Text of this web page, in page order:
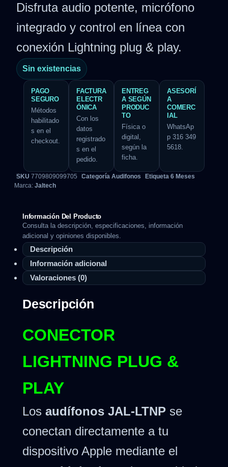
Disfruta audio potente, micrófono
integrado y control en línea con
conexión Lightning plug & play.
Sin existencias
PAGO
SEGURO
Métodos
habilitado
s en el
checkout.
FACTURA
ELECTR
ÓNICA
Con los
datos
registrado
s en el
pedido.
ENTREG
A SEGÚN
PRODUC
TO
Física o
digital,
según la
ficha.
ASESORÍ
A
COMERC
IAL
WhatsAp
p 316 349
5618.
SKU 7709809099705 Categoría Audifonos Etiqueta 6 Meses
Marca: Jaltech
Información Del Producto
Consulta la descripción, especificaciones, información
adicional y opiniones disponibles.
Descripción
Información adicional
Valoraciones (0)
Descripción
CONECTOR
LIGHTNING PLUG &
PLAY
Los audífonos JAL-LTNP se
conectan directamente a tu
dispositivo Apple mediante el